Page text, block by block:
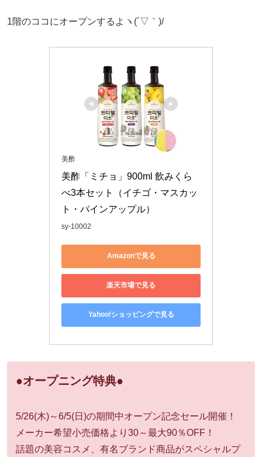
1階のココにオープンするよヽ(´▽｀)/
美酢
美酢「ミチョ」900ml 飲みくら
べ3本セット（イチゴ・マスカッ
ト・パインアップル）
sy-10002
Amazonで見る
楽天市場で見る
Yahoo!ショッピングで見る
●オープニング特典●
5/26(木)～6/5(日)の期間中オープン記念セール開催！
メーカー希望小売価格より30～最大90％OFF！
話題の美容コスメ、有名ブランド商品がスペシャルプ